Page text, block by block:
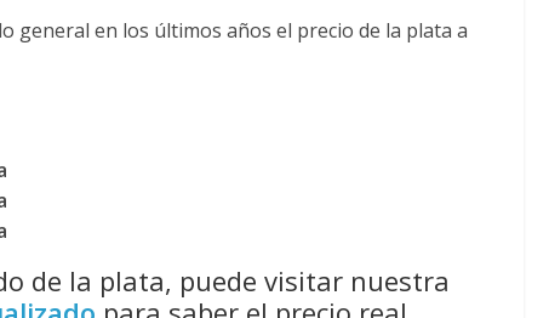
general en los últimos años el precio de la plata a
de la plata, puede visitar nuestra